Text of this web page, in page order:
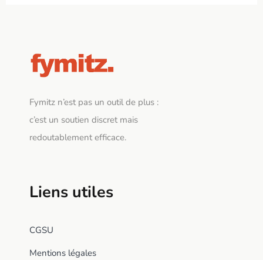
Fymitz n’est pas un outil de plus :
c’est un soutien discret mais
redoutablement efficace.
Liens utiles
CGSU
Mentions légales